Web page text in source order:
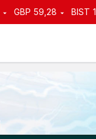
GBP 59,28 BIST
Gündüz